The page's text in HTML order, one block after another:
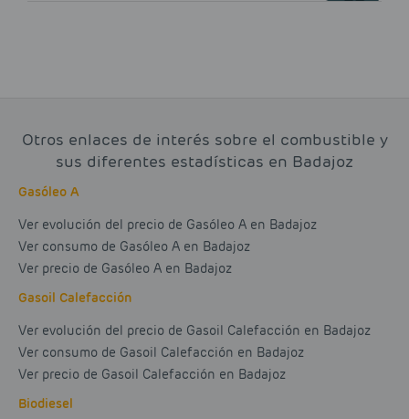
Otros enlaces de interés sobre el combustible y
sus diferentes estadísticas en Badajoz
Gasóleo A
Ver evolución del precio de Gasóleo A en Badajoz
Ver consumo de Gasóleo A en Badajoz
Ver precio de Gasóleo A en Badajoz
Gasoil Calefacción
Ver evolución del precio de Gasoil Calefacción en Badajoz
Ver consumo de Gasoil Calefacción en Badajoz
Ver precio de Gasoil Calefacción en Badajoz
Biodiesel